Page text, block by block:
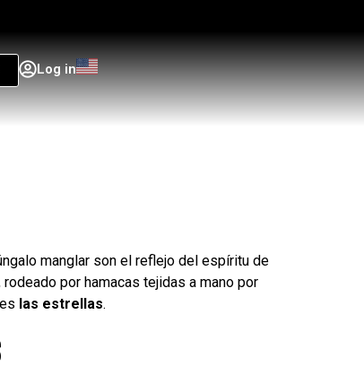
Log in
manglar son el reflejo del espíritu de
rodeado por hamacas tejidas a mano por
las estrellas.